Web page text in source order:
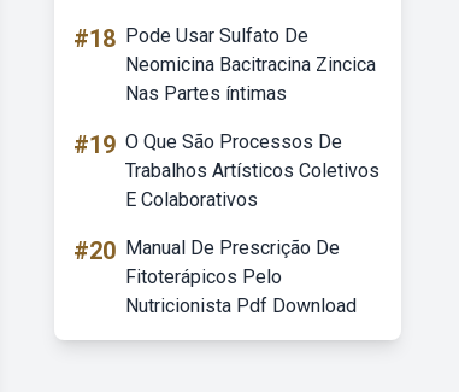
#18 Pode Usar Sulfato De
Neomicina Bacitracina Zincica
Nas Partes íntimas
#19 O Que São Processos De
Trabalhos Artísticos Coletivos
E Colaborativos
#20 Manual De Prescrição De
Fitoterápicos Pelo
Nutricionista Pdf Download